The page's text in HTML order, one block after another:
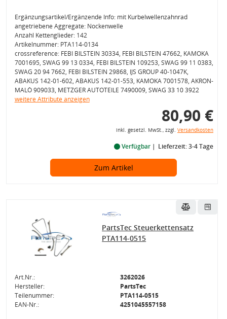
Ergänzungsartikel/Ergänzende Info: mit Kurbelwellenzahnrad
angetriebene Aggregate: Nockenwelle
Anzahl Kettenglieder: 142
Artikelnummer: PTA114-0134
crossreference: FEBI BILSTEIN 30334, FEBI BILSTEIN 47662, KAMOKA
7001695, SWAG 99 13 0334, FEBI BILSTEIN 109253, SWAG 99 11 0383,
SWAG 20 94 7662, FEBI BILSTEIN 29868, IJS GROUP 40-1047K,
ABAKUS 142-01-602, ABAKUS 142-01-553, KAMOKA 7001578, AKRON-
MALÒ 909033, METZGER AUTOTEILE 7490009, SWAG 33 10 3922
weitere Attribute anzeigen
80,90 €
inkl. gesetzl. MwSt., zzgl. Versandkosten
Verfügbar Lieferzeit: 3-4 Tage
Zum Artikel
PartsTec Steuerkettensatz
PTA114-0515
Art.Nr.:
3262026
Hersteller:
PartsTec
Teilenummer:
PTA114-0515
EAN-Nr.:
4251045557158